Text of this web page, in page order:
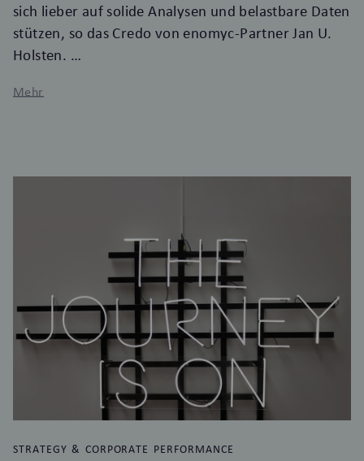
sich lieber auf solide Analysen und belastbare Daten
stützen, so das Credo von enomyc-Partner Jan U.
Holsten.
Mehr
STRATEGY & CORPORATE PERFORMANCE